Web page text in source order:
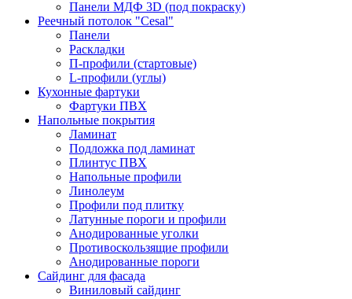
Панели МДФ 3D (под покраску)
Реечный потолок "Cesal"
Панели
Раскладки
П-профили (стартовые)
L-профили (углы)
Кухонные фартуки
Фартуки ПВХ
Напольные покрытия
Ламинат
Подложка под ламинат
Плинтус ПВХ
Напольные профили
Линолеум
Профили под плитку
Латунные пороги и профили
Анодированные уголки
Противоскользящие профили
Анодированные пороги
Сайдинг для фасада
Виниловый сайдинг